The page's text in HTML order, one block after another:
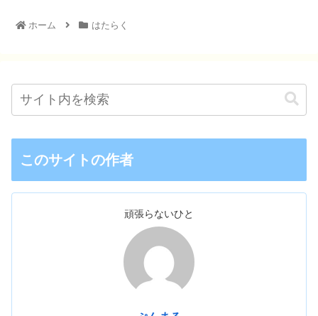
ホーム はたらく
このサイトの作者
頑張らないひと